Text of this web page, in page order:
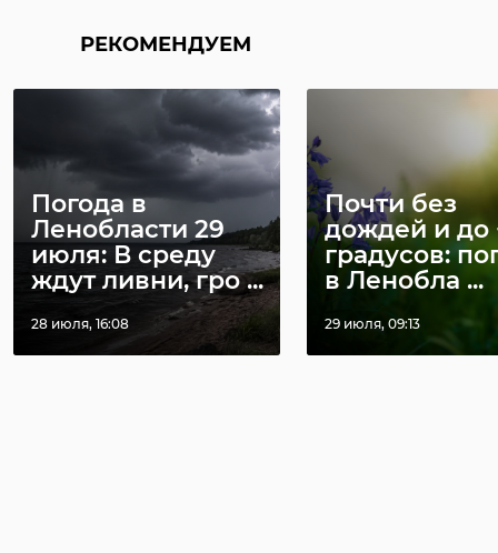
РЕКОМЕНДУЕМ
Погода в
Ленобласти 29
июля: В среду
ждут ливни, гро ...
28 июля, 16:08
Почти без
дождей и до
градусов:
в Ленобла ...
29 июля, 09:13